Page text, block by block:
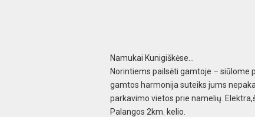
Namukai Kunigiškėse…
Norintiems pailsėti gamtoje – siūlome
gamtos harmonija suteiks jums
parkavimo vietos prie namelių.
Palangos 2km. kelio.